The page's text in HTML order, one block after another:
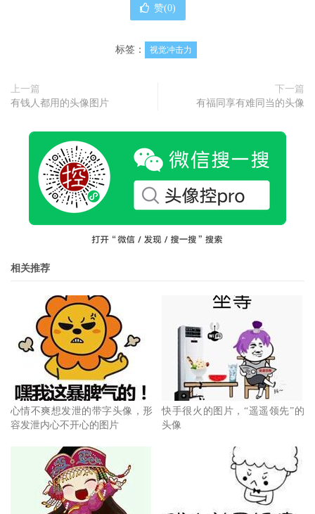
赞(0)
标签： 视觉冲击力
上一篇
有钱人都用的头像图片
下一篇
有福同享有难同当的头像
相关推荐
心情不爽想发泄的带字头像，形
容发泄内心不开心的图片
快手很火的图片，“遥遥领先”的
头像